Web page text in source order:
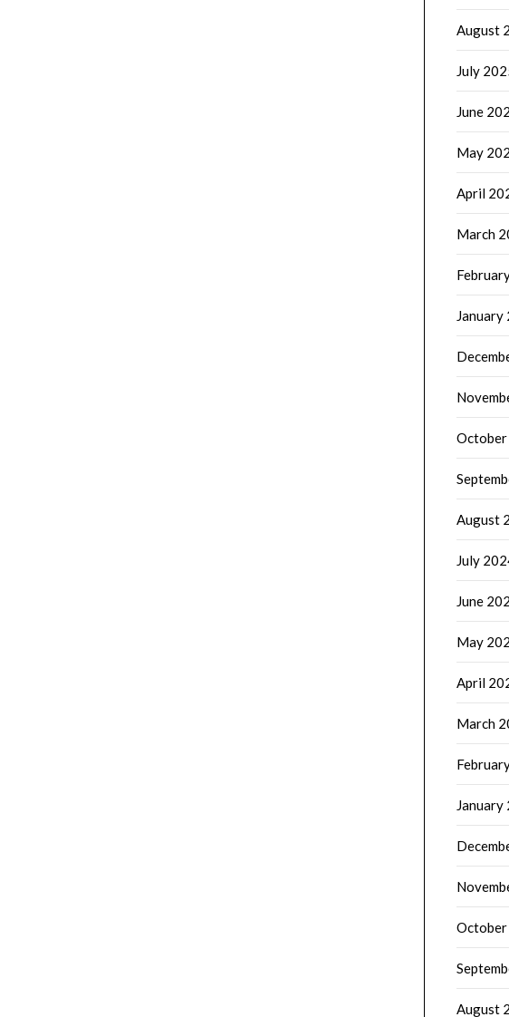
August
July
June
May
April
March
January
August
July
June
May
April
March
January
August